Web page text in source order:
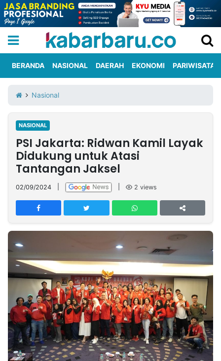
Iklan
Berita
Kami
Nasional
International
Olahraga
Entertainment
Daerah
Pariwisata
Kuliner
Kolom
Network
PT
TREETAN
INDONESIA
Partner
Insight
NTB
Time
IDN
Jogja
Rakyat
Idealita
News
Notice
Dinamikapost.com
Baru
Seedbacklink
Follow
Kabarbaru
BERANDA NASIONAL DAERAH EKONOMI PARIWISATA
Nasional
NASIONAL
PSI Jakarta: Ridwan Kamil Layak
Didukung untuk Atasi
Tantangan Jaksel
02/09/2024 2 views